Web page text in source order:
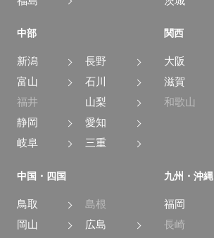
中部
新潟
長野
富山
石川
福井
山梨
静岡
愛知
岐阜
三重
関西
大阪
滋賀
和歌山
中国・四国
鳥取
島根
岡山
広島
九州・沖縄
福岡
長崎